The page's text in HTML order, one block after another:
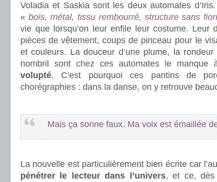
Voladia et Saskia sont les deux automates
« bois, métal, tissu rembourré, structure sans
vie que lorsqu’on leur enfile leur costume. Leur
pièces de vêtement, coups de pinceau pour le
et couleurs. La douceur d’une plume, la rondeur
nombril sont chez ces automates le
volupté. C’est pourquoi ces pantins de
chorégraphies : dans la danse, on y retrouve
Mais ça sonne faux. Ma voix est émaillée
La nouvelle est particulièrement bien écrite car
pénétrer le lecteur dans l’univers, et ce, dès